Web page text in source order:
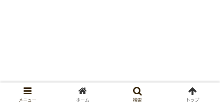
メニュー ホーム 検索 トップ